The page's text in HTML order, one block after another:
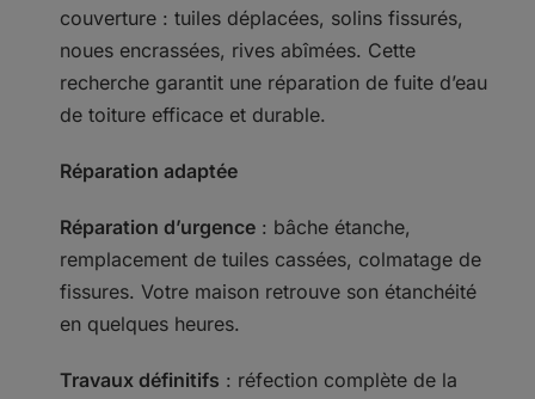
couverture : tuiles déplacées, solins fissurés,
noues encrassées, rives abîmées. Cette
recherche garantit une réparation de fuite d’eau
de toiture efficace et durable.
Réparation adaptée
Réparation d’urgence: bâche étanche,
remplacement de tuiles cassées, colmatage de
fissures. Votre maison retrouve son étanchéité
en quelques heures.
Travaux définitifs : réfection complète de la